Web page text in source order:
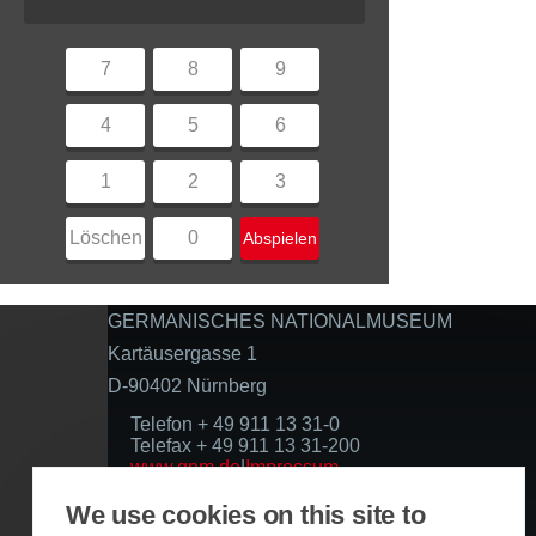
7 8 9
4 5 6
1 2 3
Löschen 0 Abspielen
GERMANISCHES NATIONALMUSEUM
Kartäusergasse 1
D-90402 Nürnberg
Telefon + 49 911 13 31-0
Telefax + 49 911 13 31-200
www.gnm.de|Impressum
We use cookies on this site to